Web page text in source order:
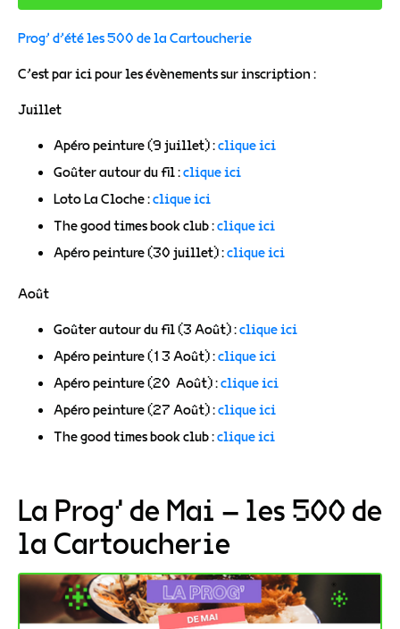
Prog’ d’été les 500 de la Cartoucherie
C’est par ici pour les évènements sur inscription :
Juillet
Apéro peinture (9 juillet) :clique ici
Goûter autour du fil :clique ici
Loto La Cloche :clique ici
The good times book club :clique ici
Apéro peinture (30 juillet) :clique ici
Août
Goûter autour du fil (3 Août) :clique ici
Apéro peinture (13 Août) :clique ici
Apéro peinture (20 Août) :clique ici
Apéro peinture (27 Août) :clique ici
The good times book club :clique ici
La Prog’ de Mai – les 500 de
la Cartoucherie